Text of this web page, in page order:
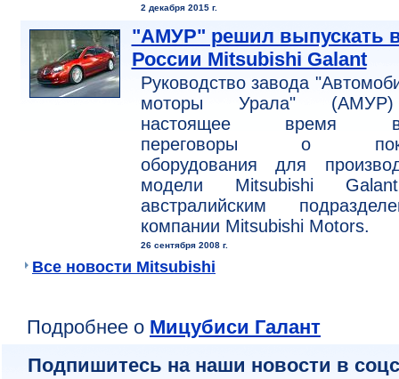
2 декабря 2015 г.
"АМУР" решил выпускать
России Mitsubishi Galant
Руководство завода
моторы Урала"
настоящее время
переговоры о
оборудования для
модели Mitsubishi
австралийским
компании Mitsubishi Motors.
26 сентября 2008 г.
Все новости Mitsubishi
Подробнее о Мицубиcи Галант
Подпишитесь на наши новости в